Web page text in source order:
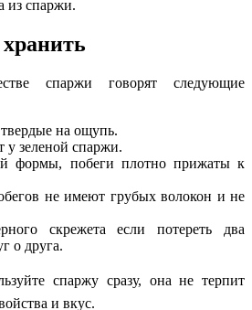
из спаржи.
спаржи говорят следующие
на ощупь.
зеленой спаржи.
формы, побеги плотно прижаты к
не имеют грубых волокон и не
скрежета если потереть два
о друга.
спаржу сразу, она не терпит
и вкус.